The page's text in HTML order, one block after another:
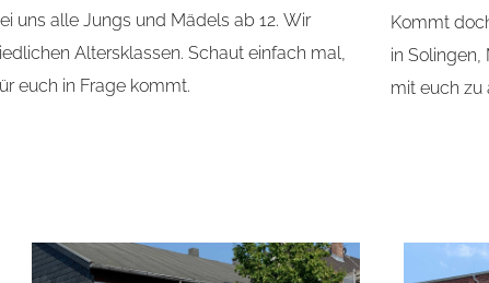
uns alle Jungs und Mädels ab 12. Wir
Altersklassen. Schaut einfach mal,
euch in Frage kommt.
Kommt
in Solingen,
mit euch zu